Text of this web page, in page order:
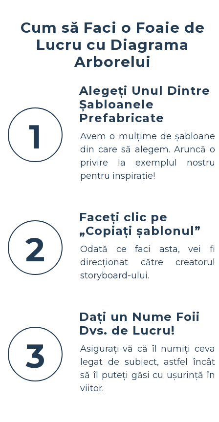
Cum să Faci o Foaie de
Lucru cu Diagrama
Arborelui
1
Alegeți Unul Dintre
Șabloanele
Prefabricate
Avem o mulțime de șabloane
din care să alegem. Aruncă o
privire la exemplul nostru
pentru inspirație!
2
Faceți clic pe
„Copiați șablonul”
Odată ce faci asta, vei fi
direcționat către creatorul
storyboard-ului.
3
Dați un Nume Foii
Dvs. de Lucru!
Asigurați-vă că îl numiți ceva
legat de subiect, astfel încât
să îl puteți găsi cu ușurință în
viitor.